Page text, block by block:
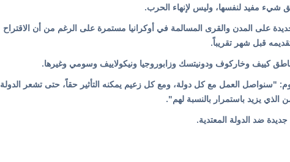
شيء مفيد لنفسها، وليس لإنهاء الحرب.
على المدن والقرى المسالمة في أوكرانيا مستمرة على الرغم من أن الاقتراح
قبل شهر تقريباً.
كييف وخاركوف ودونيتسك وزابوروجيا ونيكولاييف وسومي وغيرها.
"سنواصل العمل مع كل دولة، ومع كل زعيم يمكنه التأثير حقاً، حتى تشعر الدولة
الذي يزيد باستمرار بالنسبة لهم".
ضد الدولة المعتدية.